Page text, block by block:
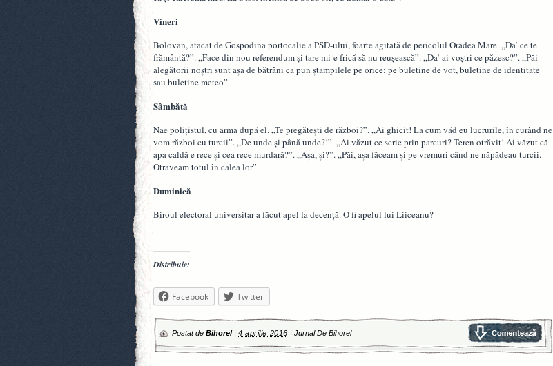
Vineri
Bolovan, atacat de Gospodina portocalie a PSD-ului, foarte agitată de pericolul Oradea Mare. „Da’ ce te
frământă?”. „Face din nou referendum şi tare mi-e frică să nu reuşească”. „Da’ ai voştri ce păzesc?”. „Păi
alegătorii noştri sunt aşa de bătrâni că pun ştampilele pe orice: pe buletine de vot, buletine de identitate
sau buletine meteo”.
Sâmbătă
Nae poliţistul, cu arma după el. „Te pregăteşti de război?”. „Ai ghicit! La cum văd eu lucrurile, în curând ne
vom război cu turcii”. „De unde şi până unde?!”. „Ai văzut ce scrie prin parcuri? Teren otrăvit! Ai văzut că
apa caldă e rece şi cea rece murdară?”. „Aşa, şi?”. „Păi, aşa făceam şi pe vremuri când ne năpădeau turcii.
Otrăveam totul în calea lor”.
Duminică
Biroul electoral universitar a făcut apel la decenţă. O fi apelul lui Liiceanu?
Distribuie:
Facebook Twitter
Postat de Bihorel| 4 aprilie 2016 | Jurnal De Bihorel